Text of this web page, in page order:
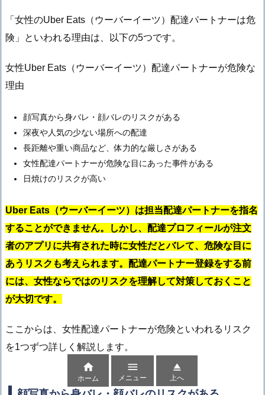
「女性のUber Eats（ウーバーイーツ）配達パートナーは危
険」といわれる理由は、以下の5つです。
女性Uber Eats（ウーバーイーツ）配達パートナーが危険な
理由
顔写真から身バレ・顔バレのリスクがある
深夜や人気の少ない場所への配達
長距離や重い商品など、体力的な厳しさがある
女性配達パートナーが危険な目にあった事件がある
日焼けのリスクが高い
Uber Eats（ウーバーイーツ）は担当配達パートナーを指名
することができません。しかし、配達プロフィールが注文
者のアプリに共有された時に女性だとバレて、危険な目に
あうリスクも考えられます。配達パートナー登録をする前
には、女性ならではのリスクを理解して対策しておくこと
が大切です。
ここからは、女性配達パートナーが危険といわれるリスク
を1つずつ詳しく解説します。

ホーム

メニュー

上へ